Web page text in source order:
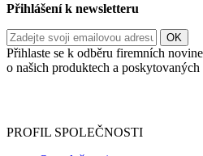
Přihlášení k newsletteru
Přihlaste se k odběru firemních
o našich produktech a poskytovaných
PROFIL SPOLEČNOSTI